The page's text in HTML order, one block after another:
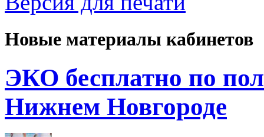
Новые материалы кабинетов
ЭКО бесплатно по
Нижнем Новгороде